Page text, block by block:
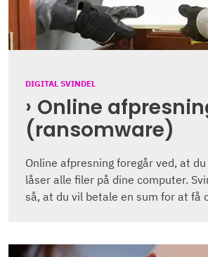
DIGITAL SVINDEL
Online
(ransomware)
Online afpresning foregår ved, at
låser alle filer på dine computer.
så, at du vil betale en sum for at få